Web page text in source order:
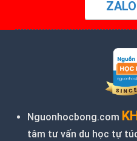
Nguonhocbong.com
tâm tư vấn du học tự